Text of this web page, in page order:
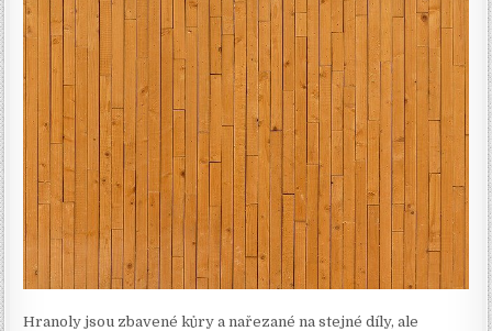
Hranoly jsou zbavené kůry a nařezané na stejné díly, ale